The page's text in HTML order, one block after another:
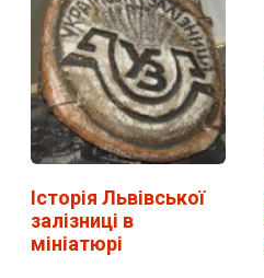
Історія Львівської
залізниці в
мініатюрі